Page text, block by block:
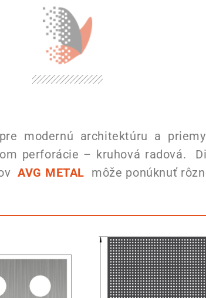
modernú architektúru a
perforácie – kruhová radová.
AVG METAL môže ponúknuť